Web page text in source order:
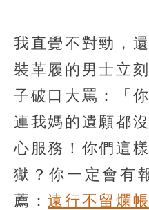
我直覺不對勁，
裝革履的男士立
子破口大罵：「
連我媽的遺願都
心服務！你們這
獄？你一定會有
薦：遠行不留爛